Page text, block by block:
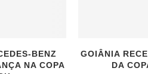
BENZ
NA COPA
GOIÂNIA
DA